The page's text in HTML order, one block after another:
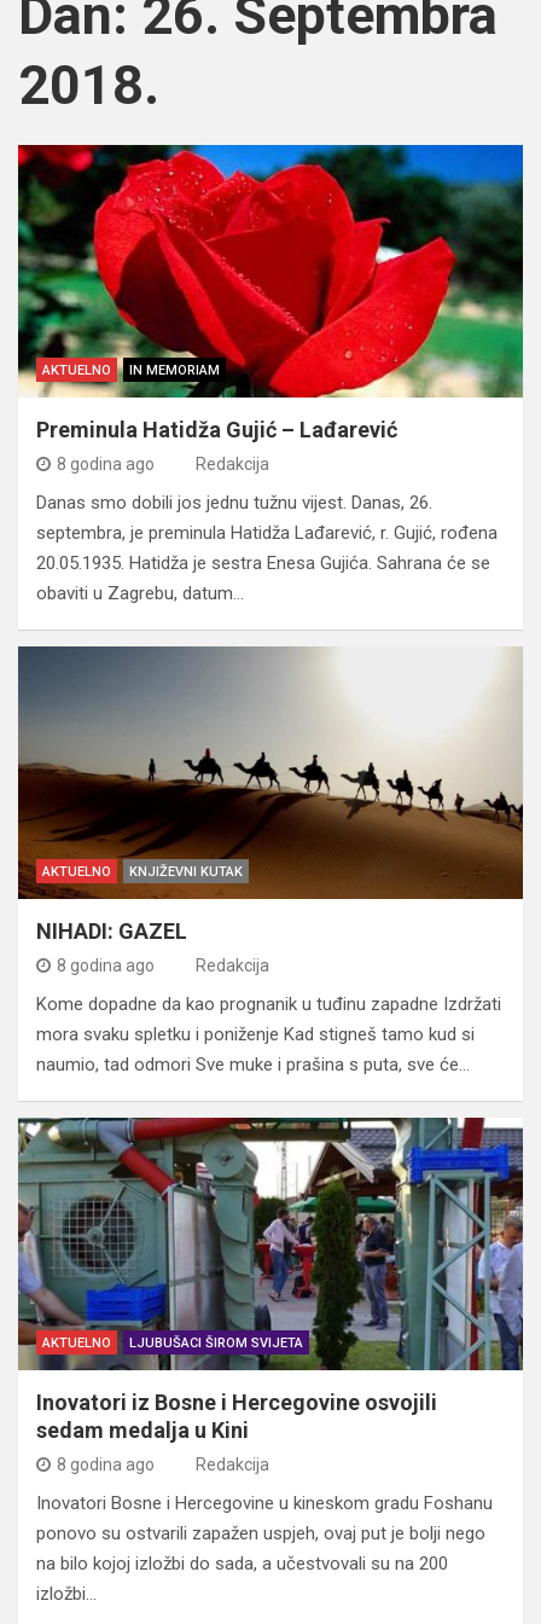
Dan: 26. Septembra
2018.
AKTUELNO IN MEMORIAM
Preminula Hatidža Gujić – Lađarević
8 godina ago Redakcija
Danas smo dobili jos jednu tužnu vijest. Danas, 26.
septembra, je preminula Hatidža Lađarević, r. Gujić, rođena
20.05.1935. Hatidža je sestra Enesa Gujića. Sahrana će se
obaviti u Zagrebu, datum…
AKTUELNO KNJIŽEVNI KUTAK
NIHADI: GAZEL
8 godina ago Redakcija
Kome dopadne da kao prognanik u tuđinu zapadne Izdržati
mora svaku spletku i poniženje Kad stigneš tamo kud si
naumio, tad odmori Sve muke i prašina s puta, sve će…
AKTUELNO LJUBUŠACI ŠIROM SVIJETA
Inovatori iz Bosne i Hercegovine osvojili
sedam medalja u Kini
8 godina ago Redakcija
Inovatori Bosne i Hercegovine u kineskom gradu Foshanu
ponovo su ostvarili zapažen uspjeh, ovaj put je bolji nego
na bilo kojoj izložbi do sada, a učestvovali su na 200
izložbi…